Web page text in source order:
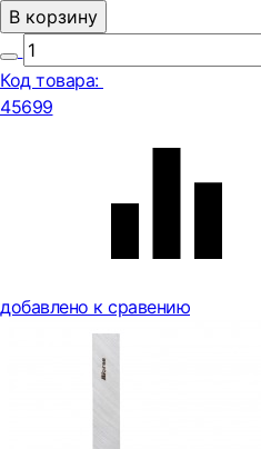
В корзину
Код товара:
45699
добавлено к сравению